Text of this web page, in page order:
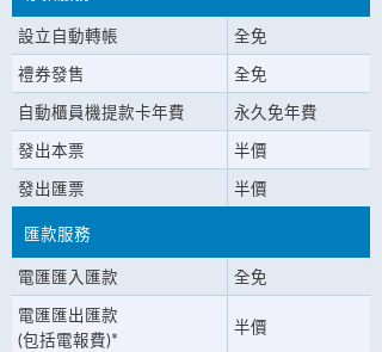
設立自動轉帳 全免
禮券發售 全免
自動櫃員機提款卡年費 永久免年費
發出本票 半價
發出匯票 半價
匯款服務
電匯匯入匯款 全免
電匯匯出匯款
(包括電報費)*
半價